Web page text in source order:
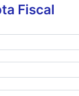
Fiscal